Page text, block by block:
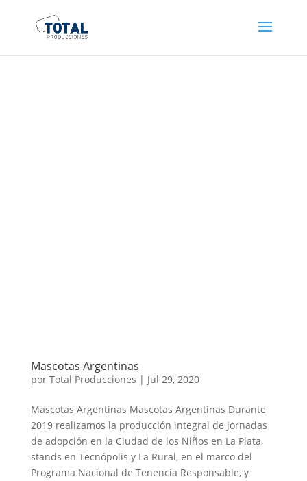
Mascotas Argentinas
por Total Producciones | Jul 29, 2020
Mascotas Argentinas Mascotas Argentinas Durante
2019 realizamos la producción integral de jornadas
de adopción en la Ciudad de los Niños en La Plata,
stands en Tecnópolis y La Rural, en el marco del
Programa Nacional de Tenencia Responsable, y